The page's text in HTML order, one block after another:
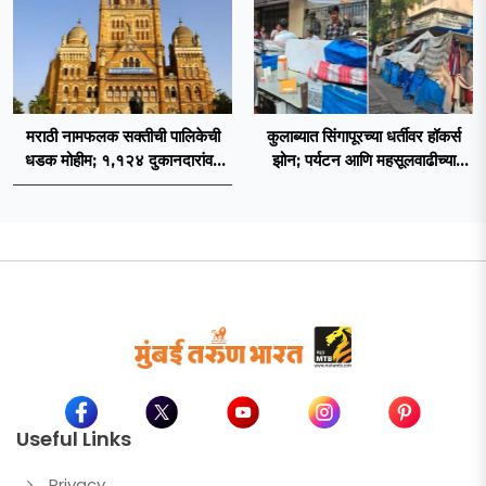
मराठी नामफलक सक्तीची पालिकेची
धडक मोहीम; १,१२४ दुकानदारांवर
कारवाई
कुलाब्यात सिंगापूरच्या धर्तीवर हॉकर्स
झोन; पर्यटन आणि महसूलवाढीच्या
Useful Links